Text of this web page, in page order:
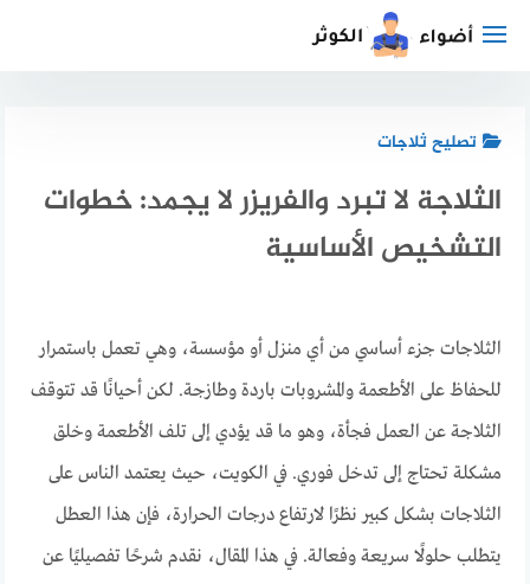
تصليح ثلاجات
الثلاجة لا تبرد والفريزر لا يجمد: خطوات
التشخيص الأساسية
الثلاجات جزء أساسي من أي منزل أو مؤسسة، وهي تعمل باستمرار
للحفاظ على الأطعمة والمشروبات باردة وطازجة. لكن أحيانًا قد تتوقف
الثلاجة عن العمل فجأة، وهو ما قد يؤدي إلى تلف الأطعمة وخلق
مشكلة تحتاج إلى تدخل فوري. في الكويت، حيث يعتمد الناس على
الثلاجات بشكل كبير نظرًا لارتفاع درجات الحرارة، فإن هذا العطل
يتطلب حلولًا سريعة وفعالة. في هذا المقال، نقدم شرحًا تفصيليًا عن